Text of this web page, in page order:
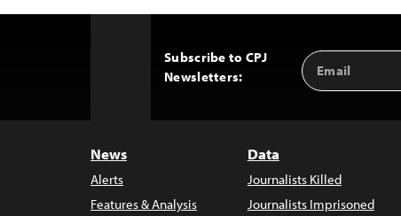
Subscribe to CPJ
Newsletters:
Email
Address
News
Alerts
Features & Analysis
Data
Journalists Killed
Journalists Imprisoned